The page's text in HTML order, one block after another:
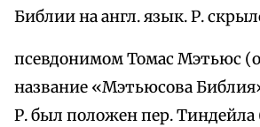
Библии на англ. язык. Р.
псевдонимом Томас Мэтьюс
название «Мэтьюсова
Р. был положен пер. Тиндейла